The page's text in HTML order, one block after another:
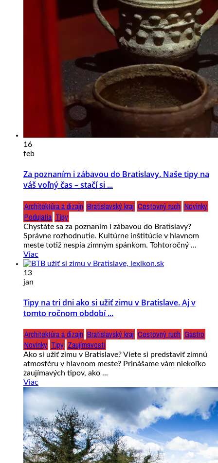
16
feb
Za poznaním i zábavou do Bratislavy. Naše tipy na
váš voľný čas – stačí si ...
Architektúra a dizajn Bratislavský kraj Cestovný ruch Novinky
Podujatia Tipy
Chystáte sa za poznaním i zábavou do Bratislavy?
Správne rozhodnutie. Kultúrne inštitúcie v hlavnom
meste totiž nespia zimným spánkom. Tohtoročný ...
Viac
13
jan
Tipy na tri dni ako si užiť zimu v Bratislave. Aj v
tomto ročnom období ...
Architektúra a dizajn Bratislavský kraj Cestovný ruch Gastro
Novinky Tipy Zaujímavosti
Ako si užiť zimu v Bratislave? Viete si predstaviť zimnú
atmosféru v hlavnom meste? Prinášame vám niekoľko
zaujímavých tipov, ako ...
Viac